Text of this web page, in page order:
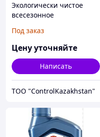
Экологически чистое
всесезонное
(ГЭС)
Под заказ
Цену уточняйте
Написать
ТОО "ControlKazakhstan"